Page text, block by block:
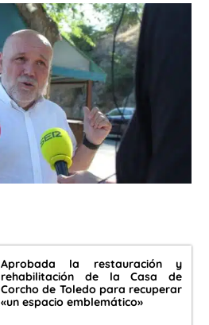
Aprobada la restauración y
rehabilitación de la Casa de
Corcho de Toledo para recuperar
«un espacio emblemático»